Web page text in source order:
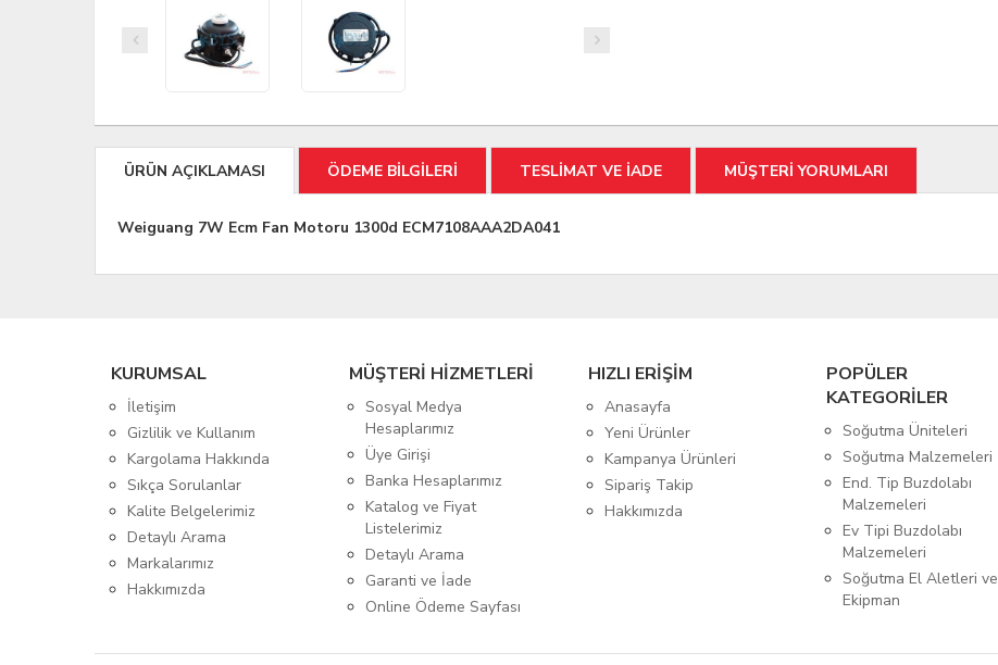
ÜRÜN AÇIKLAMASI ÖDEME BİLGİLERİ TESLİMAT VE İADE MÜŞTERİ YORUMLARI
Weiguang 7W Ecm Fan Motoru 1300d ECM7108AAA2DA041
KURUMSAL
İletişim
Gizlilik ve Kullanım
Kargolama Hakkında
Sıkça Sorulanlar
Kalite Belgelerimiz
Detaylı Arama
Markalarımız
Hakkımızda
MÜŞTERİ HİZMETLERİ
Sosyal Medya
Hesaplarımız
Üye Girişi
Banka Hesaplarımız
Katalog ve Fiyat
Listelerimiz
Detaylı Arama
Garanti ve İade
Online Ödeme Sayfası
HIZLI ERİŞİM
Anasayfa
Yeni Ürünler
Kampanya Ürünleri
Sipariş Takip
Hakkımızda
POPÜLER
KATEGORİLER
Soğutma Üniteleri
Soğutma Malzemeleri
End. Tip Buzdolabı
Malzemeleri
Ev Tipi Buzdolabı
Malzemeleri
Soğutma El Aletleri ve
Ekipman